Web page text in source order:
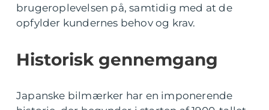
brugeroplevelsen på, samtidig med at de
opfylder kundernes behov og krav.
Historisk gennemgang
Japanske bilmærker har en imponerende